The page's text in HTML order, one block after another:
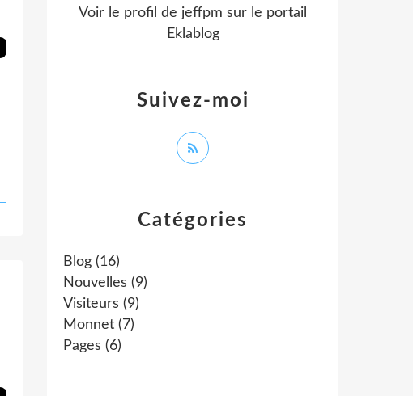
Catégories
Blog (16)
Nouvelles (9)
Visiteurs (9)
Monnet (7)
Pages (6)
Suivez-moi
Voir le profil de jeffpm sur le portail
Eklablog